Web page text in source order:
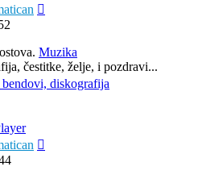
Muzika
čestitke, želje, i pozdravi...
diskografija